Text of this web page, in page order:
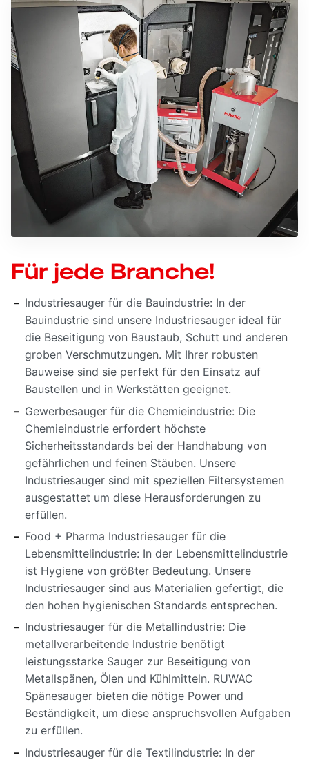
Für jede Branche!
Industriesauger für die Bauindustrie: In der
Bauindustrie sind unsere Industriesauger ideal für
die Beseitigung von Baustaub, Schutt und anderen
groben Verschmutzungen. Mit Ihrer robusten
Bauweise sind sie perfekt für den Einsatz auf
Baustellen und in Werkstätten geeignet.
Gewerbesauger für die Chemieindustrie: Die
Chemieindustrie erfordert höchste
Sicherheitsstandards bei der Handhabung von
gefährlichen und feinen Stäuben. Unsere
Industriesauger sind mit speziellen Filtersystemen
ausgestattet um diese Herausforderungen zu
erfüllen.
Food + Pharma Industriesauger für die
Lebensmittelindustrie: In der Lebensmittelindustrie
ist Hygiene von größter Bedeutung. Unsere
Industriesauger sind aus Materialien gefertigt, die
den hohen hygienischen Standards entsprechen.
Industriesauger für die Metallindustrie: Die
metallverarbeitende Industrie benötigt
leistungsstarke Sauger zur Beseitigung von
Metallspänen, Ölen und Kühlmitteln. RUWAC
Spänesauger bieten die nötige Power und
Beständigkeit, um diese anspruchsvollen Aufgaben
zu erfüllen.
Industriesauger für die Textilindustrie: In der